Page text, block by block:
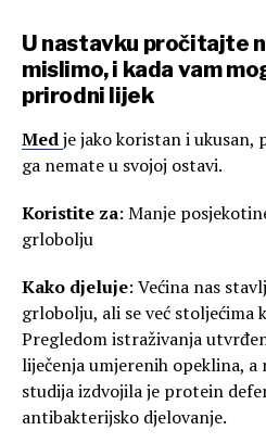
U nastavku pročitajte
mislimo, i kada vam
prirodni lijek
Medje jako koristan i ukusan,
ga nemate u svojoj ostavi.
Koristite za: Manje
grlobolju
Kako djeluje: Većina nas
grlobolju, ali se već stoljećima
Pregledom istraživanja
liječenja umjerenih opeklina, a
studija izdvojila je protein
antibakterijsko djelovanje.